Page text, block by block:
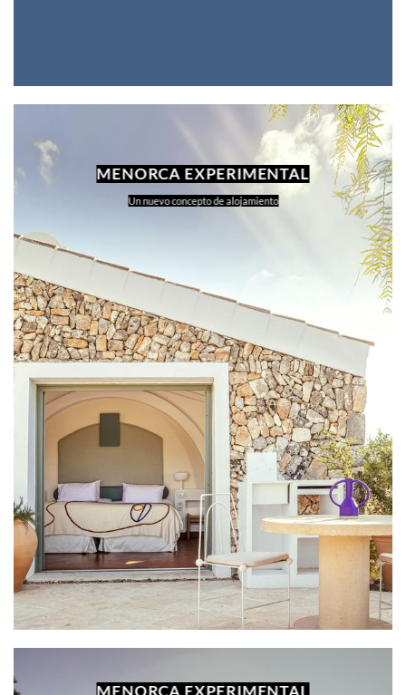
MENORCA EXPERIMENTAL
Un nuevo concepto de alojamiento
MENORCA EXPERIMENTAL